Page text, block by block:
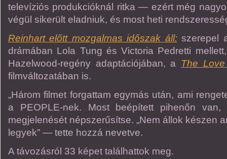
televíziós produkcióknál ritka — ezért még
végül sikerült eladniuk, és most heti
Reinhart előtt mozgalmas időszak áll:szerepel
drámában Lola Tung és Victoria Pedretti
Hazelwood-regény adaptációjában, a The
filmváltozatában is.
„Három filmet forgattam egymás után, ami
a PEOPLE-nek. Most beépített pihenőn
megjelenését népszerűsítse. „Nem állok készen
legyek” — tette hozzá nevetve.
A távozásról 33 képet találhattok meg.